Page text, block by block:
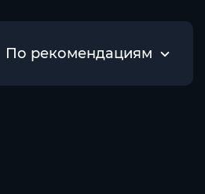
По рекомендациям